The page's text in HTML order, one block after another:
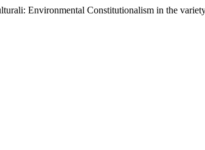
Environmental Constitutionalism in the